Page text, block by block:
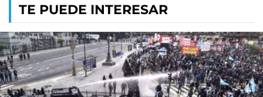
TE PUEDE INTERESAR